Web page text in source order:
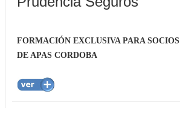
FORMACIÓN EXCLUSIVA PARA SOCIOS
DE APAS CORDOBA